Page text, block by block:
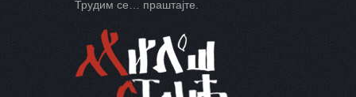
Трудим се… праштајте.